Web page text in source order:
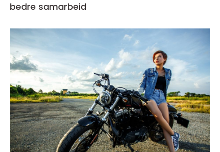
bedre samarbeid